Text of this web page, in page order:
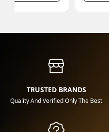
TRUSTED BRANDS
Quality And Verified Only The Best